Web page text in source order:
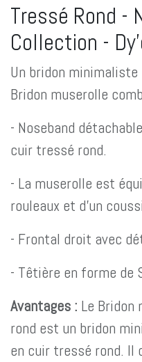
Tressé Rond -
Collection -
Un bridon
Bridon muserolle
- Noseband
cuir tressé rond.
- La muserolle est
rouleaux et d'un
- Frontal droit avec
- Têtière en forme de
Avantages : Le Bridon
rond est un bridon
en cuir tressé rond. Il